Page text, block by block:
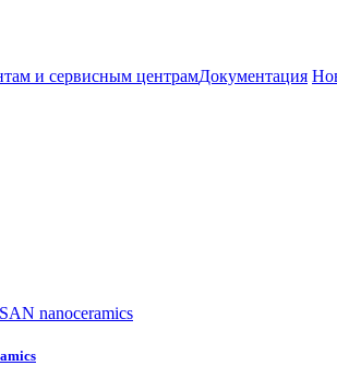
и сервисным центрамДокументация